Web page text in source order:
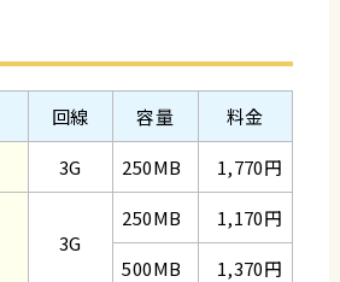
回線 容量
料金
3G 250MB 1,770円
3G
250MB
1,170円
500MB
1,370円